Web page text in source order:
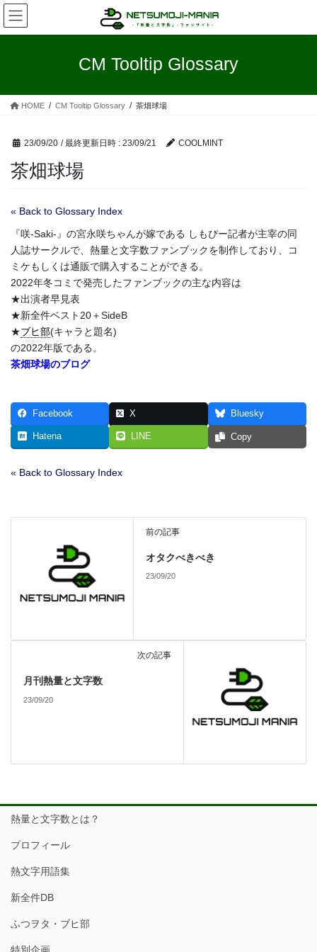
コ
ン
テ
ス
ナ
ビ
ゲ
ン
CM Tooltip Glossary
HOME CM Tooltip Glossary 茶畑球場
23/09/20 / 最終更新日時 : 23/09/21 COOLMINT
茶畑球場
« Back to Glossary Index
『咲-Saki-』の宮永咲ちゃんが嫁である しもぴー記者が主宰の同
人誌サークルで、熱量と文字数ファンブックを制作しており、コ
ミケもしくは通販で購入することができる。
2022年冬コミで発売したファンブックの主な内容は
★出演者早見表
★新全件ベスト20＋SideB
★ブヒ部(キャラと題名)
の2022年版である。
茶畑球場のブログ
Facebook X Bluesky
Hatena LINE Copy
« Back to Glossary Index
前の記事
オタクべきべき
23/09/20
次の記事
月刊熱量と文字数
23/09/20
熱量と文字数とは？
プロフィール
熱文字用語集
新全件DB
ふつヲタ・ブヒ部
特別企画